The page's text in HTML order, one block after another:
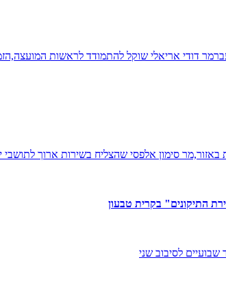
דודי אריאלי שוקל להתמודד לראשות
באזור,מר סימון אלפסי שהצליח בשירות ארוך
התיקונים" בקרית טבעון
שבועיים לסיבוב שני